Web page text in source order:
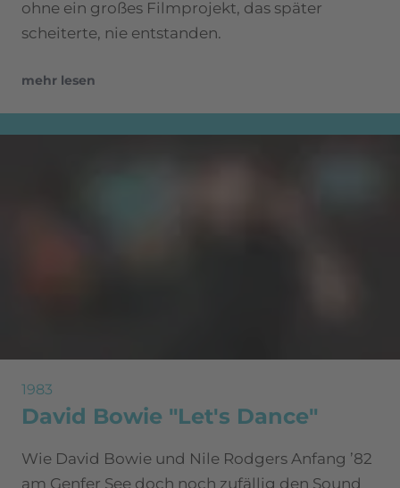
ohne ein großes Filmprojekt, das später
scheiterte, nie entstanden.
mehr lesen
1983
David Bowie "Let's Dance"
Wie David Bowie und Nile Rodgers Anfang ’82
am Genfer See doch noch zufällig den Sound